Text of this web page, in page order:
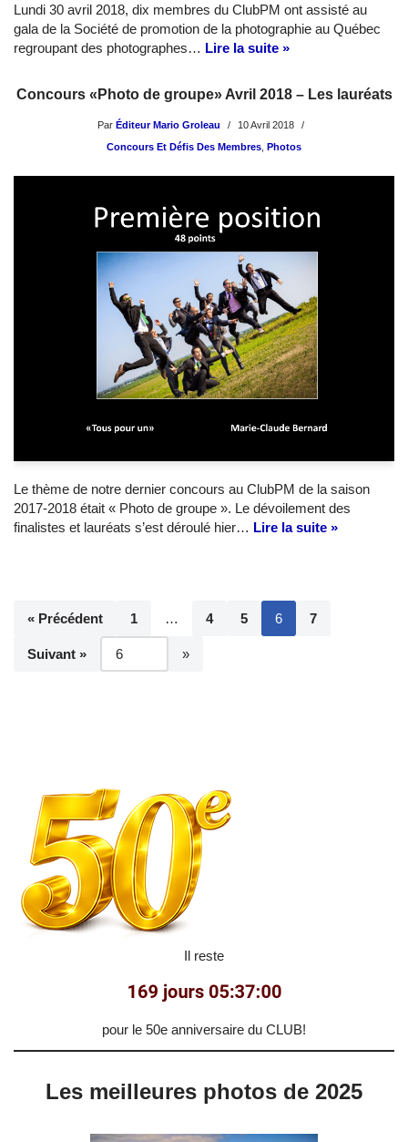
Lundi 30 avril 2018, dix membres du ClubPM ont assisté au
gala de la Société de promotion de la photographie au Québec
regroupant des photographes… Lire la suite »
Concours «Photo de groupe» Avril 2018 – Les lauréats
Par Éditeur Mario Groleau
10 Avril 2018
Concours Et Défis Des Membres Photos
Le thème de notre dernier concours au ClubPM de la saison
2017-2018 était « Photo de groupe ». Le dévoilement des
finalistes et lauréats s’est déroulé hier… Lire la suite »
« Précédent 1 … 4 5 6 7
Suivant »
Il reste
pour le 50e anniversaire du CLUB!
Les meilleures photos de 2025